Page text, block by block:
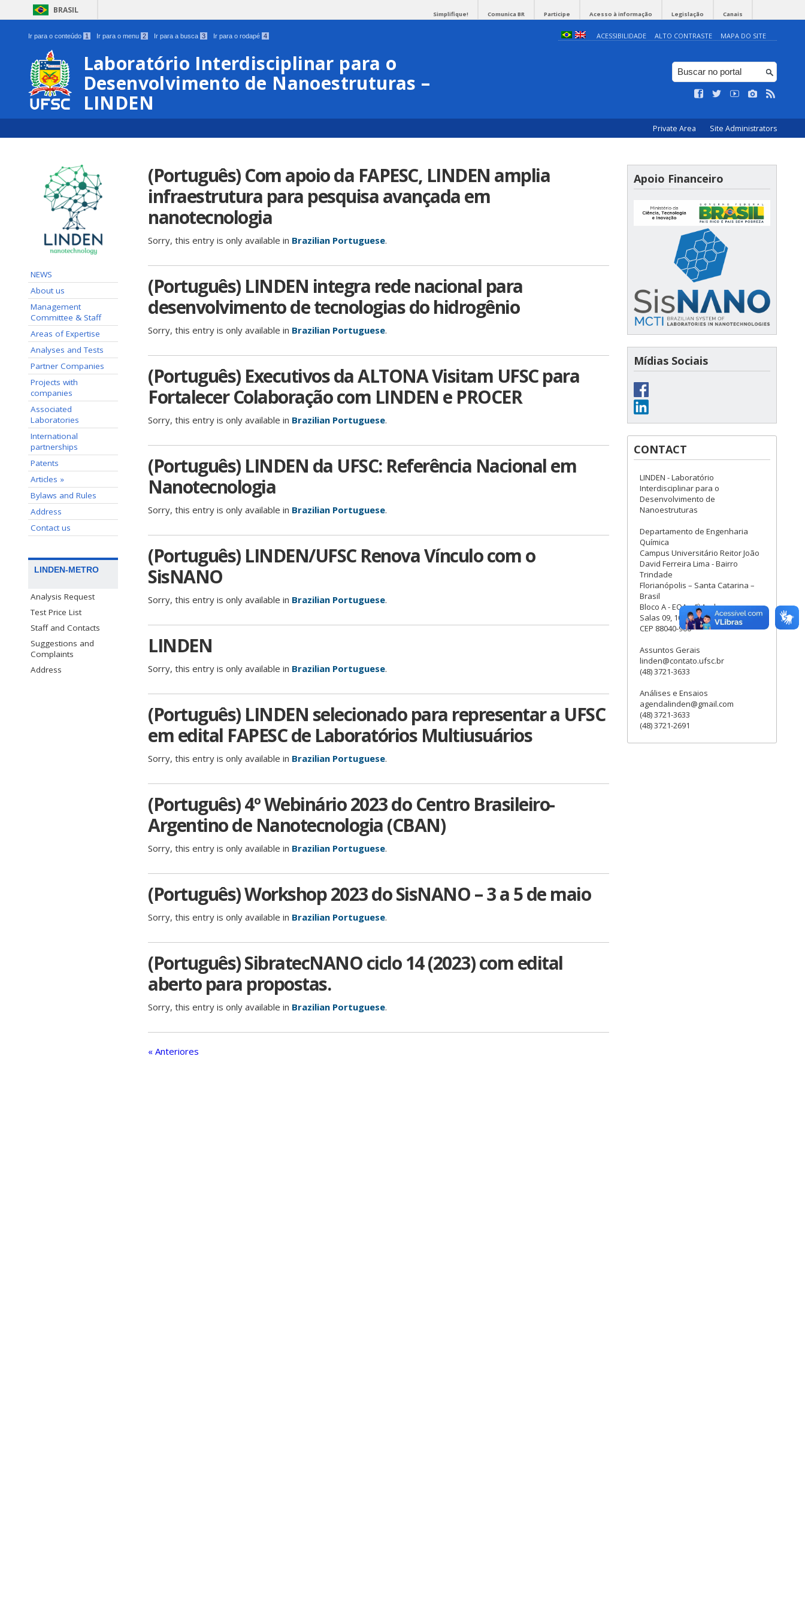
BRASIL Simplifique! Comunica BR Participe Acesso à informação Legislação Canais
Ir para o conteúdo 1 Ir para o menu 2 Ir para a busca 3 Ir para o rodapé 4 ACESSIBILIDADE ALTO CONTRASTE MAPA DO SITE
Laboratório Interdisciplinar para o
Desenvolvimento de Nanoestruturas –
LINDEN
Private Area Site Administrators
NEWS
About us
Management
Committee & Staff
Areas of Expertise
Analyses and Tests
Partner Companies
Projects with
companies
Associated
Laboratories
International
partnerships
Patents
Articles »
Bylaws and Rules
Address
Contact us
LINDEN-METRO
Analysis Request
Test Price List
Staff and Contacts
Suggestions and
Complaints
Address
(Português) Com apoio da FAPESC, LINDEN amplia
infraestrutura para pesquisa avançada em
nanotecnologia
Sorry, this entry is only available in Brazilian Portuguese.
(Português) LINDEN integra rede nacional para
desenvolvimento de tecnologias do hidrogênio
Sorry, this entry is only available in Brazilian Portuguese.
(Português) Executivos da ALTONA Visitam UFSC para
Fortalecer Colaboração com LINDEN e PROCER
Sorry, this entry is only available in Brazilian Portuguese.
(Português) LINDEN da UFSC: Referência Nacional em
Nanotecnologia
Sorry, this entry is only available in Brazilian Portuguese.
(Português) LINDEN/UFSC Renova Vínculo com o
SisNANO
Sorry, this entry is only available in Brazilian Portuguese.
LINDEN
Sorry, this entry is only available in Brazilian Portuguese.
(Português) LINDEN selecionado para representar a UFSC
em edital FAPESC de Laboratórios Multiusuários
Sorry, this entry is only available in Brazilian Portuguese.
(Português) 4º Webinário 2023 do Centro Brasileiro-
Argentino de Nanotecnologia (CBAN)
Sorry, this entry is only available in Brazilian Portuguese.
(Português) Workshop 2023 do SisNANO – 3 a 5 de maio
Sorry, this entry is only available in Brazilian Portuguese.
(Português) SibratecNANO ciclo 14 (2023) com edital
aberto para propostas.
Sorry, this entry is only available in Brazilian Portuguese.
« Anteriores
Apoio Financeiro
Mídias Sociais
CONTACT
LINDEN - Laboratório
Interdisciplinar para o
Desenvolvimento de
Nanoestruturas
Departamento de Engenharia
Química
Campus Universitário Reitor João
David Ferreira Lima - Bairro
Trindade
Florianópolis – Santa Catarina –
Brasil
Bloco A - EQA - 4º Andar
Salas 09, 10, 13 e 14
CEP 88040-900
Assuntos Gerais
linden@contato.ufsc.br
(48) 3721-3633
Análises e Ensaios
agendalinden@gmail.com
(48) 3721-3633
(48) 3721-2691